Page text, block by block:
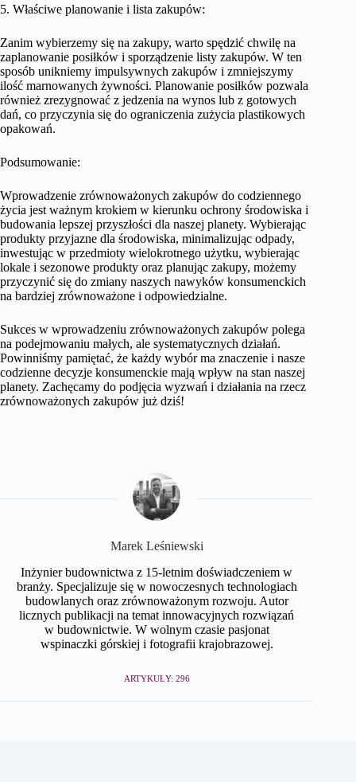
5. Właściwe planowanie i lista zakupów:
Zanim wybierzemy się na zakupy, warto spędzić chwilę na
zaplanowanie posiłków i sporządzenie listy zakupów. W ten
sposób unikniemy impulsywnych zakupów i zmniejszymy
ilość marnowanych żywności. Planowanie posiłków pozwala
również zrezygnować z jedzenia na wynos lub z gotowych
dań, co przyczynia się do ograniczenia zużycia plastikowych
opakowań.
Podsumowanie:
Wprowadzenie zrównoważonych zakupów do codziennego
życia jest ważnym krokiem w kierunku ochrony środowiska i
budowania lepszej przyszłości dla naszej planety. Wybierając
produkty przyjazne dla środowiska, minimalizując odpady,
inwestując w przedmioty wielokrotnego użytku, wybierając
lokale i sezonowe produkty oraz planując zakupy, możemy
przyczynić się do zmiany naszych nawyków konsumenckich
na bardziej zrównoważone i odpowiedzialne.
Sukces w wprowadzeniu zrównoważonych zakupów polega
na podejmowaniu małych, ale systematycznych działań.
Powinniśmy pamiętać, że każdy wybór ma znaczenie i nasze
codzienne decyzje konsumenckie mają wpływ na stan naszej
planety. Zachęcamy do podjęcia wyzwań i działania na rzecz
zrównoważonych zakupów już dziś!
Marek Leśniewski
Inżynier budownictwa z 15-letnim doświadczeniem w
branży. Specjalizuje się w nowoczesnych technologiach
budowlanych oraz zrównoważonym rozwoju. Autor
licznych publikacji na temat innowacyjnych rozwiązań
w budownictwie. W wolnym czasie pasjonat
wspinaczki górskiej i fotografii krajobrazowej.
ARTYKUŁY: 296